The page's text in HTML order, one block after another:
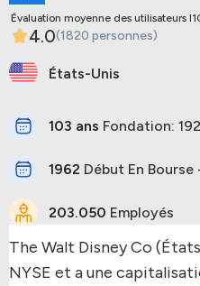
Évaluation moyenne des utilisateurs
4.0(1820 personnes)
États-Unis
103 ans Fondation:
1962 Début En Bourse
203.050 Employés
The Walt Disney Co
NYSE et a une